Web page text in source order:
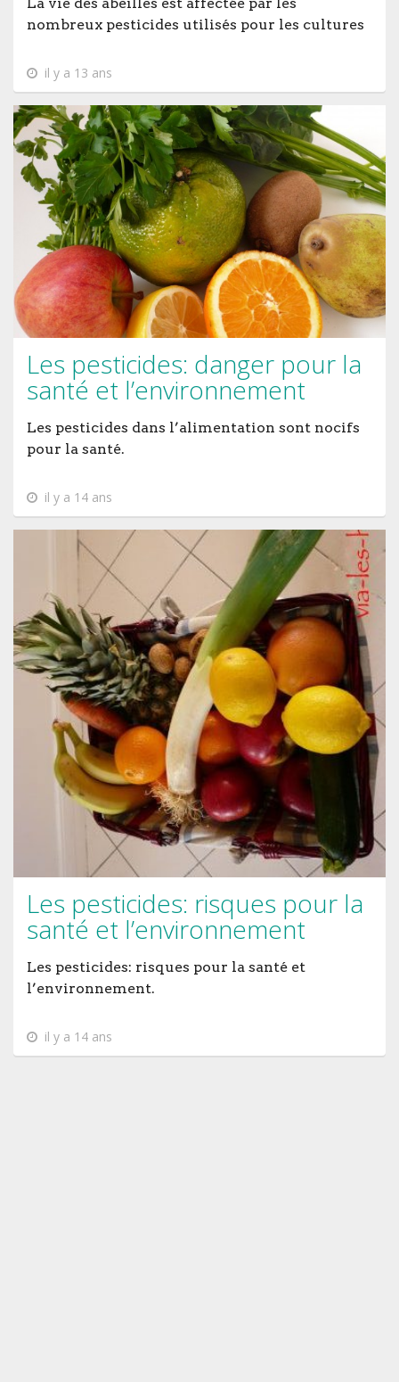
nombreux pesticides utilisés pour les cultures
il y a 13 ans
Les pesticides: danger pour la
santé et l’environnement
Les pesticides dans l’alimentation sont nocifs
pour la santé.
il y a 14 ans
Les pesticides: risques pour la
santé et l’environnement
Les pesticides: risques pour la santé et
l’environnement.
il y a 14 ans